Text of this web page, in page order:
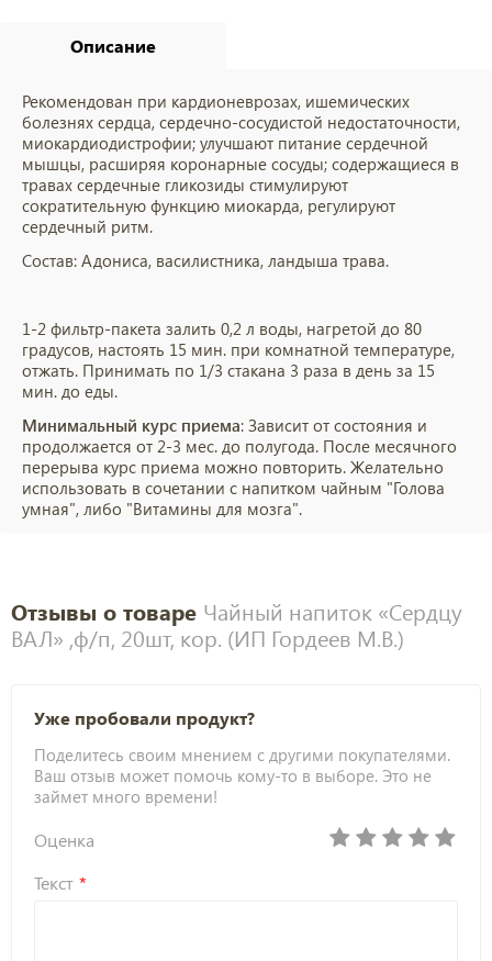
Описание
Рекомендован при кардионеврозах, ишемических
болезнях сердца, сердечно-сосудистой недостаточности,
миокардиодистрофии; улучшают питание сердечной
мышцы, расширяя коронарные сосуды; содержащиеся в
травах сердечные гликозиды стимулируют
сократительную функцию миокарда, регулируют
сердечный ритм.
Состав: Адониса, василистника, ландыша трава.
1-2 фильтр-пакета залить 0,2 л воды, нагретой до 80
градусов, настоять 15 мин. при комнатной температуре,
отжать. Принимать по 1/3 стакана 3 раза в день за 15
мин. до еды.
Минимальный курс приема: Зависит от состояния и
продолжается от 2-3 мес. до полугода. После месячного
перерыва курс приема можно повторить. Желательно
использовать в сочетании с напитком чайным "Голова
умная", либо "Витамины для мозга".
Отзывы о товаре Чайный напиток «Сердцу
ВАЛ» ,ф/п, 20шт, кор. (ИП Гордеев М.В.)
Уже пробовали продукт?
Поделитесь своим мнением с другими покупателями.
Ваш отзыв может помочь кому-то в выборе. Это не
займет много времени!
Оценка
Текст